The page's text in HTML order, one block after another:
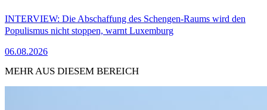
INTERVIEW: Die Abschaffung des Schengen-Raums wird den
Populismus nicht stoppen, warnt Luxemburg
06.08.2026
MEHR AUS DIESEM BEREICH